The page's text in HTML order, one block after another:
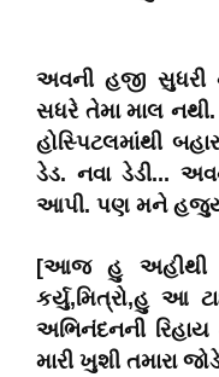
અવની હજી સુધરી
સધરે તેમા માલ નથી.
હોસ્પિટલમાંથી
ડેડ. નવા ડેડી...
આપી. પણ મને હજુય
[આજ હુ અહીથી
કર્યુ,મિત્રો,હુ આ
અભિનંદનની રિહાય
મારી ખુશી તમારા